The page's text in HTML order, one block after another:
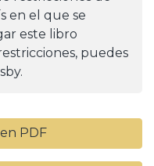
en el que se
este libro
puedes
PDF